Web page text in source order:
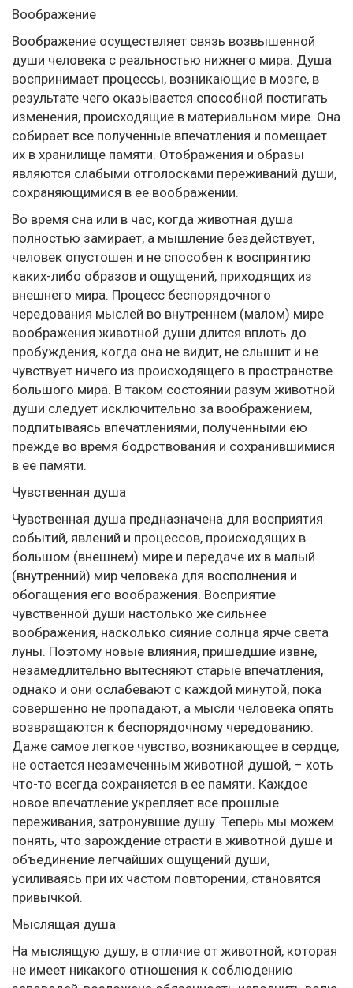
Воображение
Воображение осуществляет связь возвышенной
души человека с реальностью нижнего мира. Душа
воспринимает процессы, возникающие в мозге, в
результате чего оказывается способной постигать
изменения, происходящие в материальном мире. Она
собирает все полученные впечатления и помещает
их в хранилище памяти. Отображения и образы
являются слабыми отголосками переживаний души,
сохраняющимися в ее воображении.
Во время сна или в час, когда животная душа
полностью замирает, а мышление бездействует,
человек опустошен и не способен к восприятию
каких-либо образов и ощущений, приходящих из
внешнего мира. Процесс беспорядочного
чередования мыслей во внутреннем (малом) мире
воображения животной души длится вплоть до
пробуждения, когда она не видит, не слышит и не
чувствует ничего из происходящего в пространстве
большого мира. В таком состоянии разум животной
души следует исключительно за воображением,
подпитываясь впечатлениями, полученными ею
прежде во время бодрствования и сохранившимися
в ее памяти.
Чувственная душа
Чувственная душа предназначена для восприятия
событий, явлений и процессов, происходящих в
большом (внешнем) мире и передаче их в малый
(внутренний) мир человека для восполнения и
обогащения его воображения. Восприятие
чувственной души настолько же сильнее
воображения, насколько сияние солнца ярче света
луны. Поэтому новые влияния, пришедшие извне,
незамедлительно вытесняют старые впечатления,
однако и они ослабевают с каждой минутой, пока
совершенно не пропадают, а мысли человека опять
возвращаются к беспорядочному чередованию.
Даже самое легкое чувство, возникающее в сердце,
не остается незамеченным животной душой, – хоть
что-то всегда сохраняется в ее памяти. Каждое
новое впечатление укрепляет все прошлые
переживания, затронувшие душу. Теперь мы можем
понять, что зарождение страсти в животной душе и
объединение легчайших ощущений души,
усиливаясь при их частом повторении, становятся
привычкой.
Мыслящая душа
На мыслящую душу, в отличие от животной, которая
не имеет никакого отношения к соблюдению